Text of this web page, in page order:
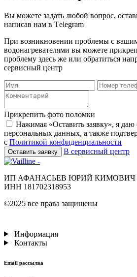
Вы можете задать любой вопрос,
написав нам в Тelegram
При возникновении проблемы с
водонагревателями вы можете
проблему здесь же или обратиться
сервисный центр
Прикрепить фото поломки
Нажимая «Оставить заявку», я даю
персональных данных, а также
с Политикой конфиденциальности
Оставить заявку В сервисный центр
ИП АФАНАСЬЕВ ЮРИЙ КИМОВИЧ
ИНН 181702318953
©2025 все права защищены
Информация
Контакты
Email рассылка